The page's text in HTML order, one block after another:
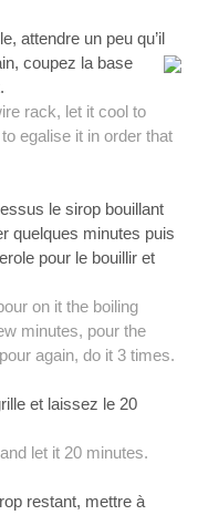
attendre un peu qu’il
coupez la base
rack, let it cool to
egalise it in order that
le sirop bouillant
quelques minutes puis
pour le bouillir et
on it the boiling
minutes, pour the
again, do it 3 times.
et laissez le 20
let it 20 minutes.
restant, mettre à